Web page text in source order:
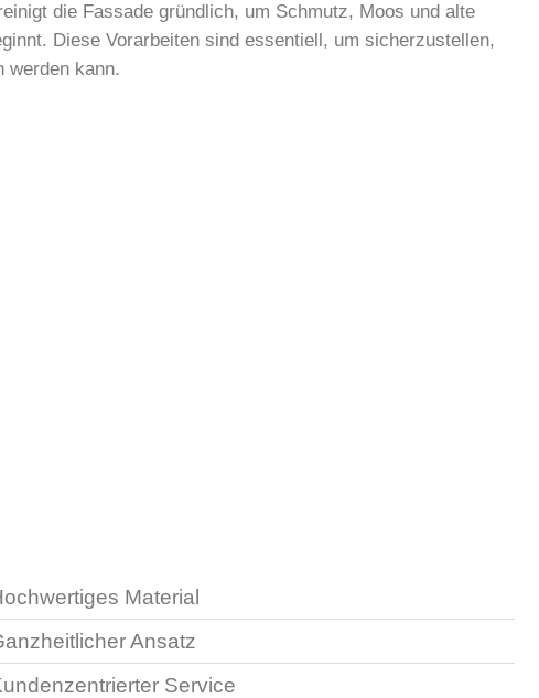
die Fassade gründlich, um Schmutz, Moos und alte
Diese Vorarbeiten sind essentiell, um sicherzustellen,
werden kann.
Material
Ansatz
Service